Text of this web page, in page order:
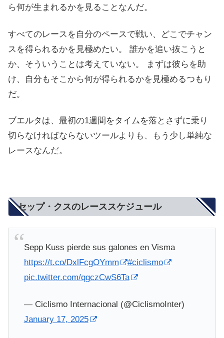
ら何が生まれるかを見ることなんだ。
すべてのレースを自分のペースで戦い、どこでチャン
スを得られるかを見極めたい。 誰かを追い抜こうと
か、そういうことは考えていない。 まずは彼らを助
け、自分もそこから何が得られるかを見極めるつもり
だ。
ブエルタは、最初の1週間をタイムを落とさずに乗り
切らなければならないツールよりも、もう少し単純な
レースなんだ。
セップ・クスのレーススケジュール
Sepp Kuss pierde sus galones en Visma
https://t.co/DxlFcgOYmm
#ciclismo
pic.twitter.com/qgczCwS6Ta
— Ciclismo Internacional (@CiclismoInter)
January 17, 2025